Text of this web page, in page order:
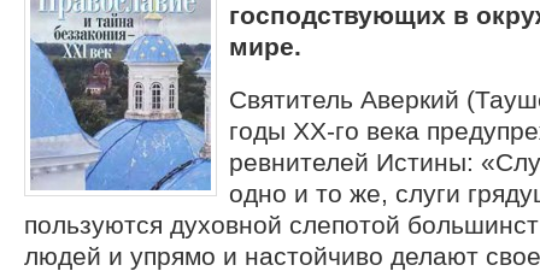
господствующих в
мире.
Святитель Аверкий
годы ХХ-го века
ревнителей Истины:
одно и то же, слуги
пользуются духовной слепотой
людей и упрямо и настойчиво делают